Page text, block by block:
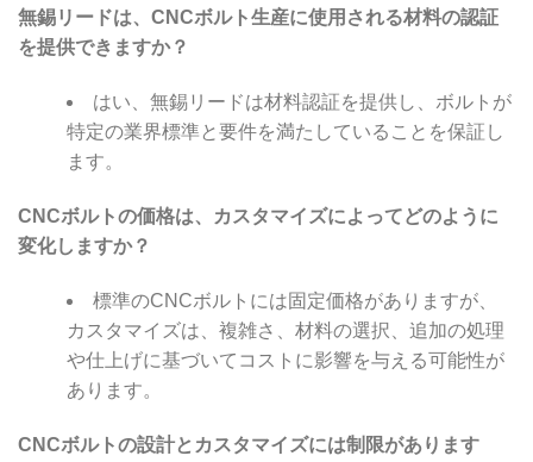
無錫リードは、CNCボルト生産に使用される材料の認証
を提供できますか？
はい、無錫リードは材料認証を提供し、ボルトが
特定の業界標準と要件を満たしていることを保証し
ます。
CNCボルトの価格は、カスタマイズによってどのように
変化しますか？
標準のCNCボルトには固定価格がありますが、
カスタマイズは、複雑さ、材料の選択、追加の処理
や仕上げに基づいてコストに影響を与える可能性が
あります。
CNCボルトの設計とカスタマイズには制限があります